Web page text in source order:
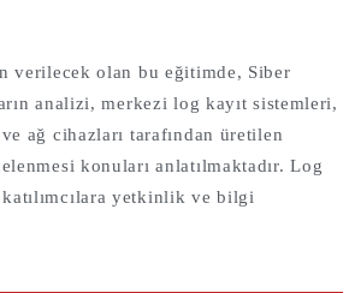
verilecek olan bu eğitimde, Siber
analizi, merkezi log kayıt sistemleri,
ağ cihazları tarafından üretilen
konuları anlatılmaktadır. Log
yetkinlik ve bilgi